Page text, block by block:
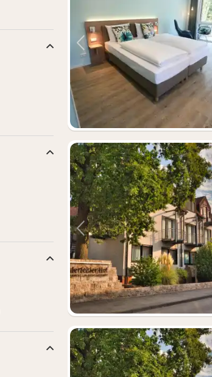
Vorheriges Bild
Vorheriges Bild